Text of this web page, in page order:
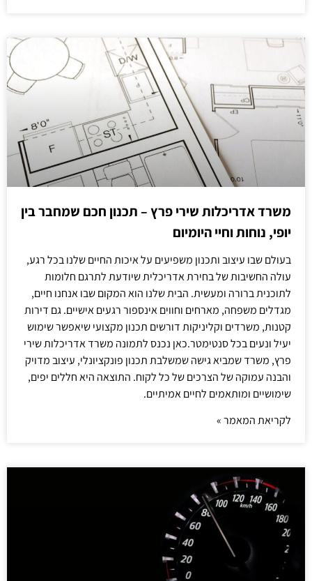
משרד אדריכלות שירי פרץ – תכנון חכם שמחבר בין
יופי, נוחות וחיי היומיום
בעולם שבו עיצוב ותכנון משפיעים על איכות החיים שלנו בכל רגע,
עולה החשיבות של בחירת אדריכלית שיודעת לתרגם חלומות
לתוכנית ברורה ומעשית. הבית שלנו הוא המקום שבו אנחנו חיים,
מגדלים משפחה, מארחים וחווים אינספור רגעים אישיים. גם דירות
קטנות, משרדים וקליניקות דורשים תכנון מקצועי שיאפשר שימוש
יעיל ונעים בכל סנטימטר.כאן נכנס לתמונה משרד אדריכלות שירי
פרץ, משרד שמביא גישה שמשלבת תכנון פונקציונלי, עיצוב מדויק
והבנה עמוקה של הצרכים של כל לקוח. התוצאה היא חללים יפים,
שימושיים ומותאמים לחיים אמיתיים.
לקריאת המאמר »